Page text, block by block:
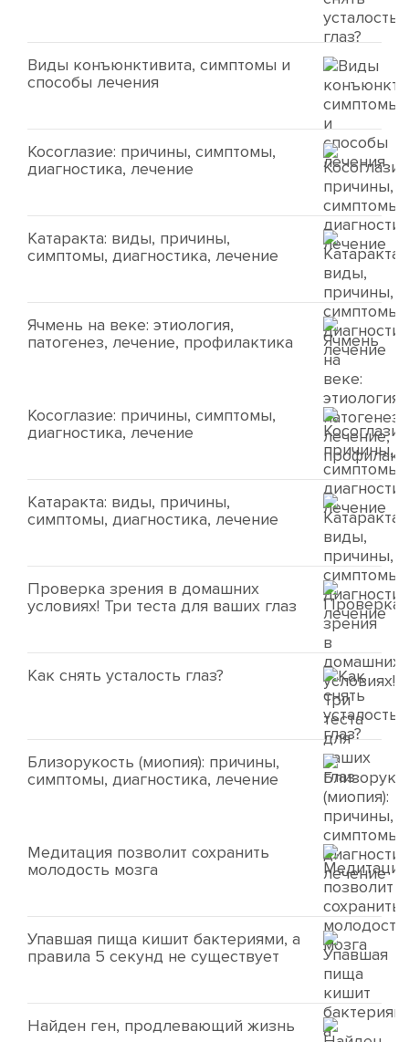
Виды конъюнктивита, симптомы и
способы лечения
Косоглазие: причины, симптомы,
диагностика, лечение
Катаракта: виды, причины,
симптомы, диагностика, лечение
Ячмень на веке: этиология,
патогенез, лечение, профилактика
Косоглазие: причины, симптомы,
диагностика, лечение
Катаракта: виды, причины,
симптомы, диагностика, лечение
Проверка зрения в домашних
условиях! Три теста для ваших глаз
Как снять усталость глаз?
Близорукость (миопия): причины,
симптомы, диагностика, лечение
Медитация позволит сохранить
молодость мозга
Упавшая пища кишит бактериями, а
правила 5 секунд не существует
Найден ген, продлевающий жизнь